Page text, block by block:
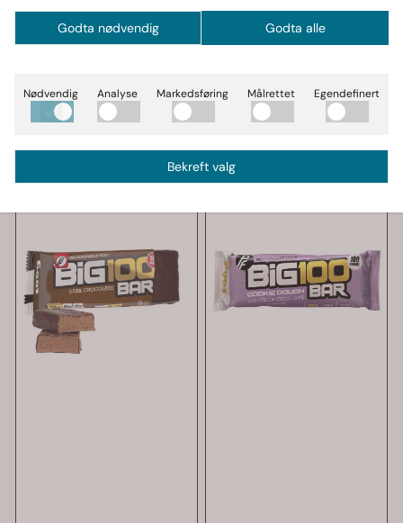
Godta nødvendig Godta alle
Nødvendig Analyse Markedsføring Målrettet Egendefinert
Bekreft valg